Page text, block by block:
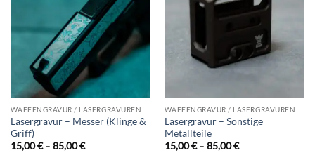
wishlist
WAFFENGRAVUR / LASERGRAVUREN
Lasergravur – Messer (Klinge &
Griff)
15,00€ – 85,00€Preisspanne:
WAFFENGRAVUR / LASERGRAVUREN
Lasergravur – Sonstige
Metallteile
15,00€ – 85,00€Preisspanne: